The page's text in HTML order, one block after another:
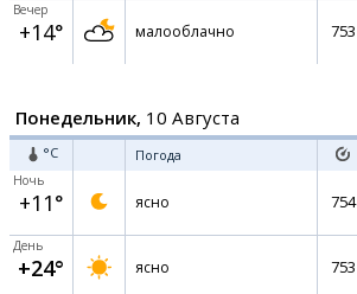
Вечер
+14° малооблачно 753
Понедельник, 10 Августа
°C Погода
Ночь
+11° ясно 754
День
+24° ясно 753